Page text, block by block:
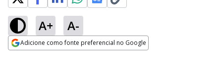
A+ A-
Adicione como fonte preferencial no Google